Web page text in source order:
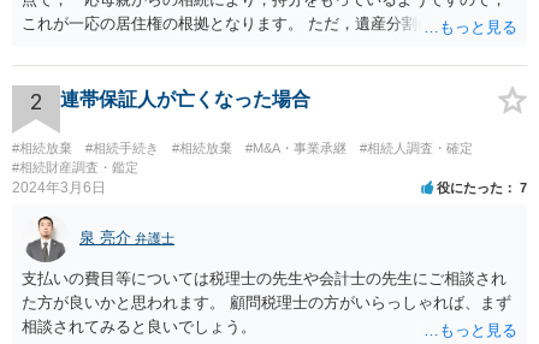
これが一応の居住権の根拠となります。 ただ，遺産分割により，母の
2 連帯保証人が亡くなった場合
#相続放棄 #相続手続き #相続放棄 #M&A・事業承継
#相続人調査・確定
#相続財産調査・鑑定
2024年3月6日 役にたった 7
泉 亮介 弁護士
支払いの費目等については税理士の先生や会計士の先生にご相談され
た方が良いかと思われます。 顧問税理士の方がいらっしゃれば、まず
相談されてみると良いでしょう。